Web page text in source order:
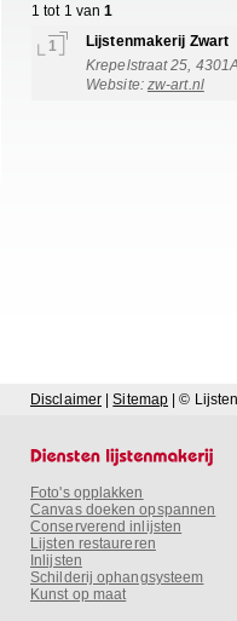
1 tot 1 van1
1 Lijstenmakerij Zwart
Krepelstraat 25,
Website: zw-art.nl
Disclaimer |Sitemap | ©
Foto's opplakken
Canvas doeken opspannen
Conserverend inlijsten
Lijsten restaureren
Inlijsten
Schilderij ophangsysteem
Kunst op maat